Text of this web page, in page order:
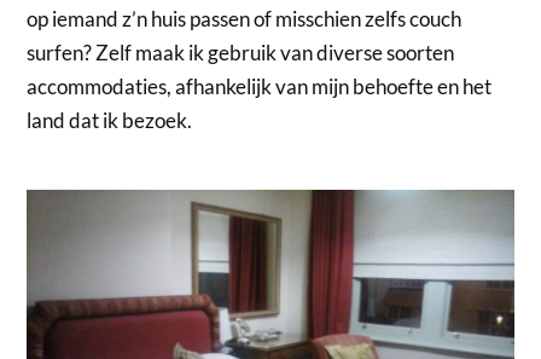
op iemand z’n huis passen of misschien zelfs couch
surfen? Zelf maak ik gebruik van diverse soorten
accommodaties, afhankelijk van mijn behoefte en het
land dat ik bezoek.